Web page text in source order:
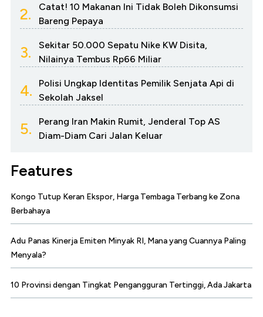
2.
Catat! 10 Makanan Ini Tidak Boleh Dikonsumsi
Bareng Pepaya
3.
Sekitar 50.000 Sepatu Nike KW Disita,
Nilainya Tembus Rp66 Miliar
4.
Polisi Ungkap Identitas Pemilik Senjata Api di
Sekolah Jaksel
5.
Perang Iran Makin Rumit, Jenderal Top AS
Diam-Diam Cari Jalan Keluar
Features
Kongo Tutup Keran Ekspor, Harga Tembaga Terbang ke Zona
Berbahaya
Adu Panas Kinerja Emiten Minyak RI, Mana yang Cuannya Paling
Menyala?
10 Provinsi dengan Tingkat Pengangguran Tertinggi, Ada Jakarta